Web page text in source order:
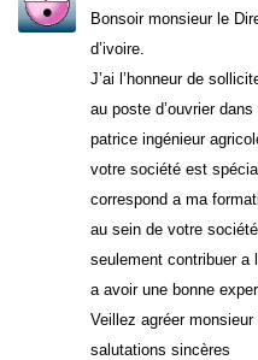
Bonsoir monsieur le
d’ivoire.
J’ai l’honneur de
au poste d’ouvrier
patrice ingénieur
votre société est
correspond a ma
au sein de votre
seulement contribuer a
a avoir une bonne
Veillez agréer
salutations sincères